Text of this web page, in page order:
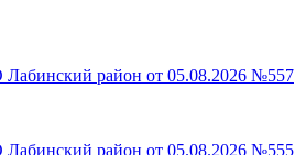
район от 05.08.2026 №557
район от 05.08.2026 №555